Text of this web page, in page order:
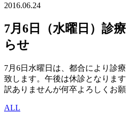
2016.06.24
7月6日（水曜日）診
らせ
7月6日水曜日は、都合により診
致します。午後は休診となりま
訳ありませんが何卒よろしくお願
ALL